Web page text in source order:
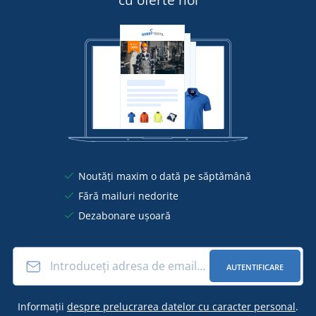
Noutăți maxim o dată pe săptămână
Fără mailuri nedorite
Dezabonare ușoară
AUTENTIFICARE
Informații despre prelucrarea datelor cu caracter personal.